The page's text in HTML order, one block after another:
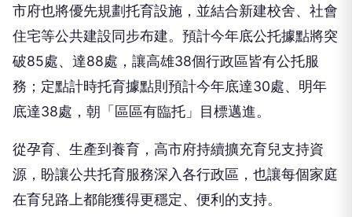
市府也將優先規劃托育設施，並結合新建校舍、社會
住宅等公共建設同步布建。預計今年底公托據點將突
破85處、達88處，讓高雄38個行政區皆有公托服
務；定點計時托育據點則預計今年底達30處、明年
底達38處，朝「區區有臨托」目標邁進。
從孕育、生產到養育，高市府持續擴充育兒支持資
源，盼讓公共托育服務深入各行政區，也讓每個家庭
在育兒路上都能獲得更穩定、便利的支持。